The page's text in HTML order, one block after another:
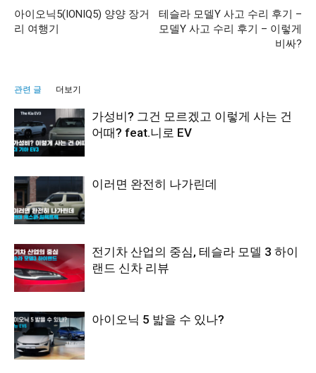
아이오닉5(IONIQ5) 양양 장거
리 여행기
테슬라 모델Y 사고 수리 후기 –
모델Y 사고 수리 후기 – 이렇게
비싸?
관련 글 더보기
가성비? 그건 모르겠고 이렇게 사는 건
어때? feat.니로 EV
이러면 완전히 나가린데
전기차 산업의 중심, 테슬라 모델 3 하이
랜드 신차 리뷰
아이오닉 5 밟을 수 있나?